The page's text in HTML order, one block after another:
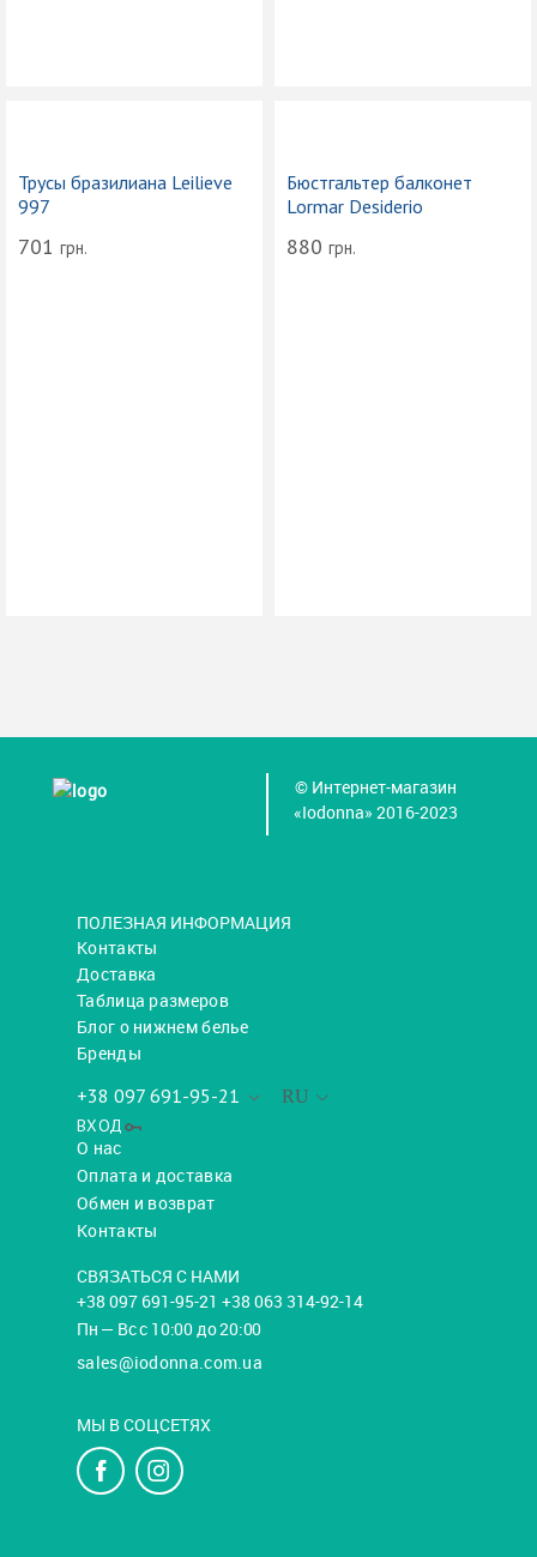
Трусы бразилиана Leilieve
997
701 грн.
Бюстгальтер балконет
Lormar Desiderio
880 грн.
© Интернет-магазин
«Iodonna» 2016-2023
ПОЛЕЗНАЯ ИНФОРМАЦИЯ
Контакты
Доставка
Таблица размеров
Блог о нижнем белье
Бренды
RU
+38 097 691-95-21
ВХОД
О нас
Оплата и доставка
Обмен и возврат
Контакты
СВЯЗАТЬСЯ С НАМИ
+38 097 691-95-21 +38 063 314-92-14
Пн — Вс с 10:00 до 20:00
sales@iodonna.com.ua
МЫ В СОЦСЕТЯХ